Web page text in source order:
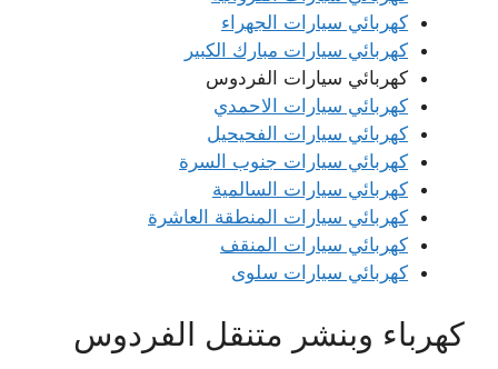
كهربائي سيارات الجهراء
كهربائي سيارات مبارك الكبير
كهربائي سيارات الفردوس
كهربائي سيارات الاحمدي
كهربائي سيارات الفحيحيل
كهربائي سيارات جنوب السرة
كهربائي سيارات السالمية
كهربائي سيارات المنطقة العاشرة
كهربائي سيارات المنقف
كهربائي سيارات سلوى
كهرباء وبنشر متنقل الفردوس